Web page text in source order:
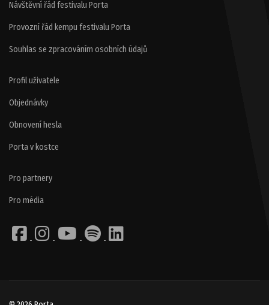
Návštěvní řád festivalu Porta
Provozní řád kempu festivalu Porta
Souhlas se zpracováním osobních údajů
Profil uživatele
Objednávky
Obnovení hesla
Porta v kostce
Pro partnery
Pro média